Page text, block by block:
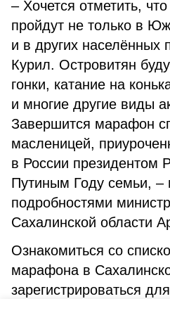
– Хочется отметить,
пройдут не только в
и в других населённых
Курил. Островитян
гонки, катание на
и многие другие виды
Завершится марафон
масленицей,
в России
Путиным Году семьи, –
подробностями
Сахалинской области
Ознакомиться со
марафона в
зарегистрироваться